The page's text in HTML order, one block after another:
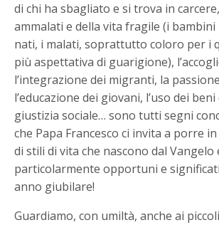
di chi ha sbagliato e si trova in
ammalati e della vita fragile (i
nati, i malati, soprattutto coloro per i
più aspettativa di guarigione),
l’integrazione dei migranti, la
l’educazione dei giovani, l’uso dei
giustizia sociale… sono tutti segni
che Papa Francesco ci invita a porre
di stili di vita che nascono dal Vangelo
particolarmente opportuni e
anno giubilare!
Guardiamo, con umiltà, anche ai